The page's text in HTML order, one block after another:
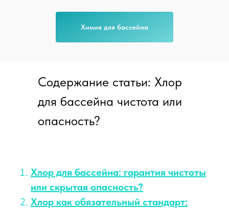
Химия для бассейна
Содержание статьи: Хлор
для бассейна чистота или
опасность?
Хлор для бассейна: гарантия чистоты
или скрытая опасность?
Хлор как обязательный стандарт: